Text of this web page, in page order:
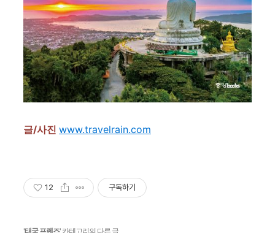
글/사진 www.travelrain.com
12 구독하기
'태국 프렌즈' 카테고리의 다른 글